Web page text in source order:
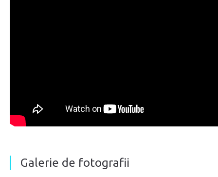
Galerie de fotografii